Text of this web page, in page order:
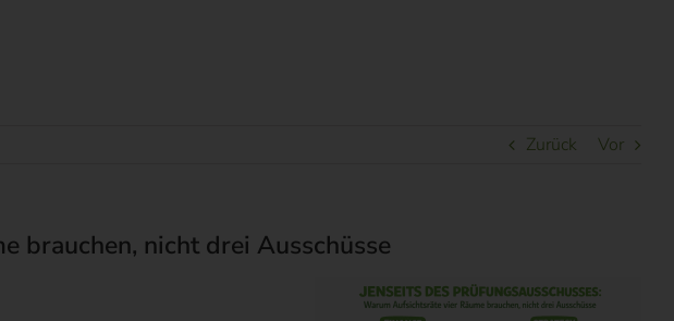
Zurück Vor
brauchen, nicht drei Ausschüsse